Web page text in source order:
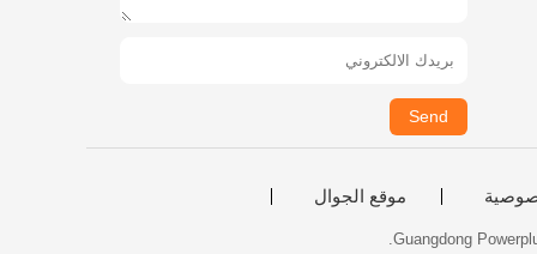
Send
موقع الجوال